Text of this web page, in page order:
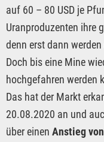
auf 60 – 80 USD je
Uranproduzenten ihre
denn erst dann
Doch bis eine Mine
hochgefahren werden
Das hat der Markt
20.08.2020 an und
über einen Anstieg